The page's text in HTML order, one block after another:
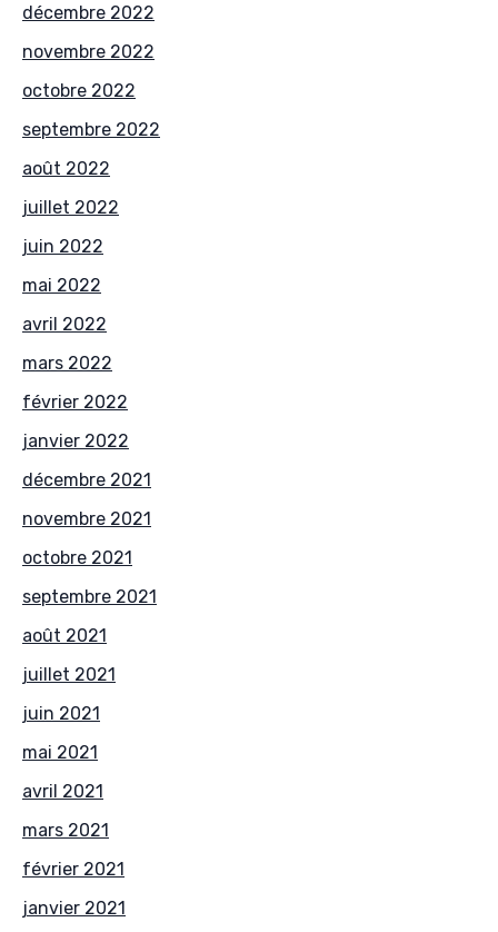
décembre 2022
novembre 2022
octobre 2022
septembre 2022
août 2022
juillet 2022
juin 2022
mai 2022
avril 2022
mars 2022
février 2022
janvier 2022
décembre 2021
novembre 2021
octobre 2021
septembre 2021
août 2021
juillet 2021
juin 2021
mai 2021
avril 2021
mars 2021
février 2021
janvier 2021